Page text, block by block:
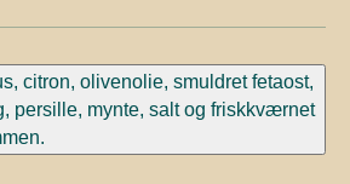
citron, olivenolie, smuldret fetaost,
persille, mynte, salt og friskkværnet